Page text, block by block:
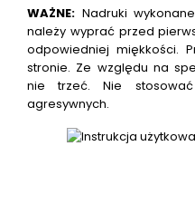
WAŻNE: Nadruki
należy wyprać przed
odpowiedniej miękkości.
stronie. Ze względu na
nie trzeć. Nie
agresywnych.